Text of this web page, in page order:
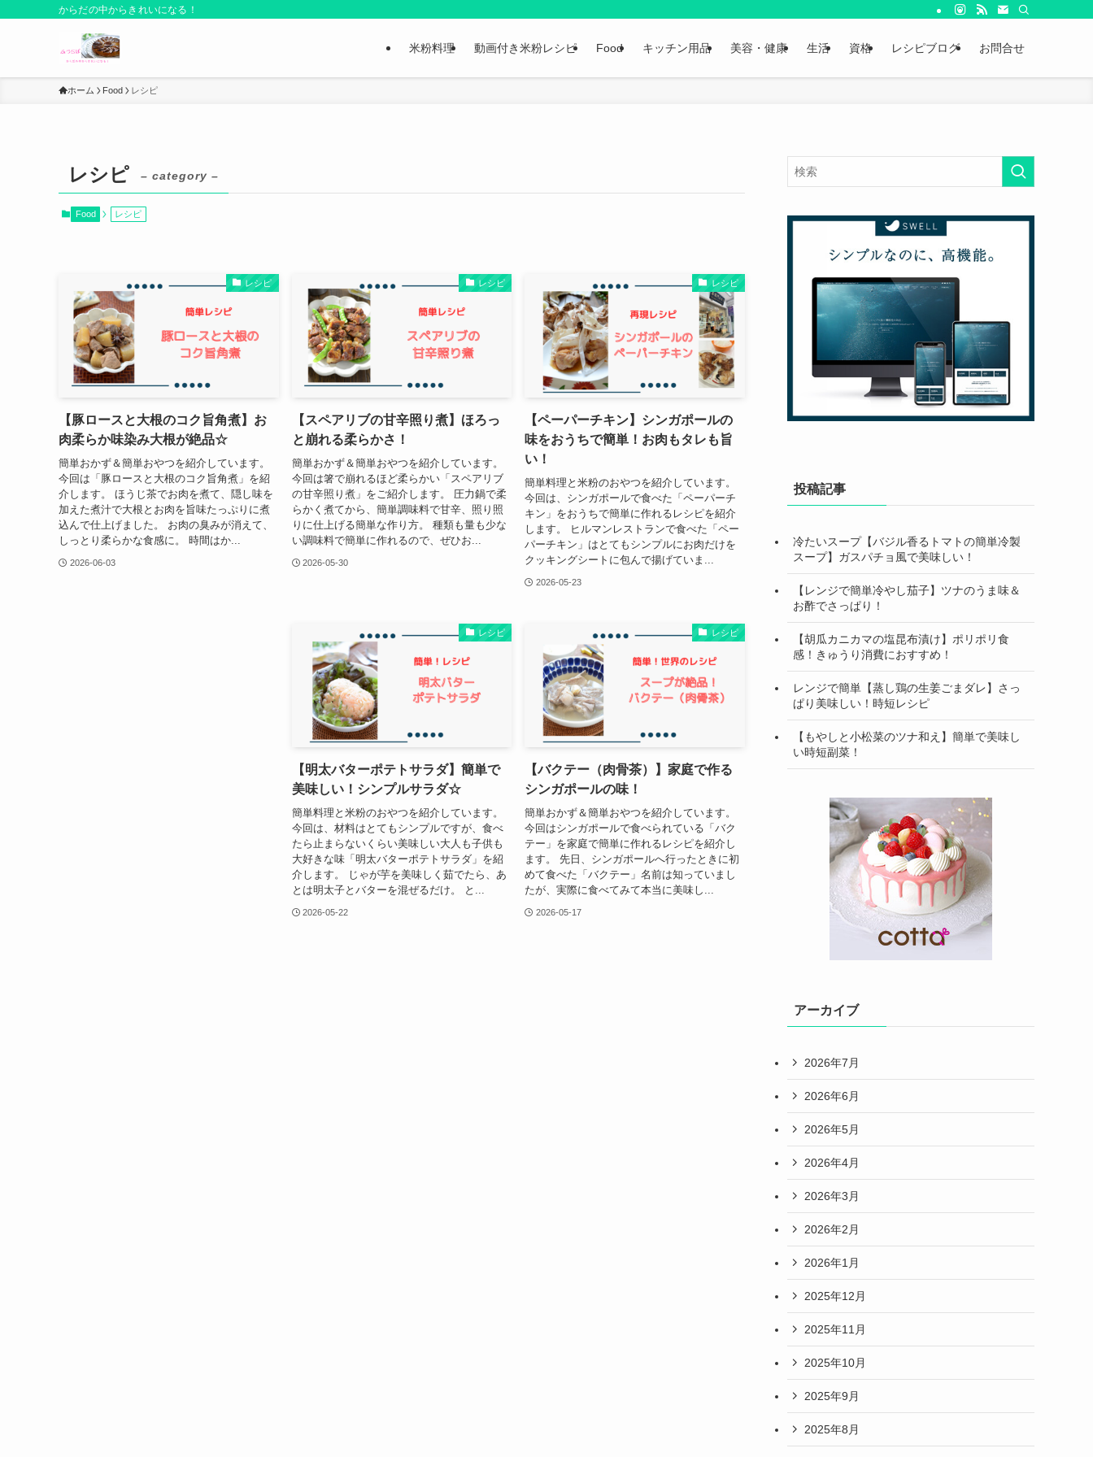
からだの中からきれいになる！
米粉料理 動画付き米粉レシピ Food キッチン用品 美容・健康 生活 資格 レシピブログ お問合せ
ホーム Food レシピ
レシピ – category –
Food レシピ
レシピ
【豚ロースと大根のコク旨角煮】お
肉柔らか味染み大根が絶品☆
簡単おかず＆簡単おやつを紹介しています。
今回は「豚ロースと大根のコク旨角煮」を紹
介します。 ほうじ茶でお肉を煮て、隠し味を
加えた煮汁で大根とお肉を旨味たっぷりに煮
込んで仕上げました。 お肉の臭みが消えて、
しっとり柔らかな食感に。 時間はか...
2026-06-03
レシピ
【スペアリブの甘辛照り煮】ほろっ
と崩れる柔らかさ！
簡単おかず＆簡単おやつを紹介しています。
今回は箸で崩れるほど柔らかい「スペアリブ
の甘辛照り煮」をご紹介します。 圧力鍋で柔
らかく煮てから、簡単調味料で甘辛、照り照
りに仕上げる簡単な作り方。 種類も量も少な
い調味料で簡単に作れるので、ぜひお...
2026-05-30
レシピ
【ペーパーチキン】シンガポールの
味をおうちで簡単！お肉もタレも旨
い！
簡単料理と米粉のおやつを紹介しています。
今回は、シンガポールで食べた「ペーパーチ
キン」をおうちで簡単に作れるレシピを紹介
します。 ヒルマンレストランで食べた「ペー
パーチキン」はとてもシンプルにお肉だけを
クッキングシートに包んで揚げていま...
2026-05-23
レシピ
【明太バターポテトサラダ】簡単で
美味しい！シンプルサラダ☆
簡単料理と米粉のおやつを紹介しています。
今回は、材料はとてもシンプルですが、食べ
たら止まらないくらい美味しい大人も子供も
大好きな味「明太バターポテトサラダ」を紹
介します。 じゃが芋を美味しく茹でたら、あ
とは明太子とバターを混ぜるだけ。 と...
2026-05-22
レシピ
【バクテー（肉骨茶）】家庭で作る
シンガポールの味！
簡単おかず＆簡単おやつを紹介しています。
今回はシンガポールで食べられている「バク
テー」を家庭で簡単に作れるレシピを紹介し
ます。 先日、シンガポールへ行ったときに初
めて食べた「バクテー」名前は知っていまし
たが、実際に食べてみて本当に美味し...
2026-05-17
投稿記事
冷たいスープ【バジル香るトマトの簡単冷製
スープ】ガスパチョ風で美味しい！
【レンジで簡単冷やし茄子】ツナのうま味＆
お酢でさっぱり！
【胡瓜カニカマの塩昆布漬け】ポリポリ食
感！きゅうり消費におすすめ！
レンジで簡単【蒸し鶏の生姜ごまダレ】さっ
ぱり美味しい！時短レシピ
【もやしと小松菜のツナ和え】簡単で美味し
い時短副菜！
アーカイブ
2026年7月
2026年6月
2026年5月
2026年4月
2026年3月
2026年2月
2026年1月
2025年12月
2025年11月
2025年10月
2025年9月
2025年8月